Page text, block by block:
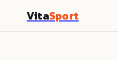
VitaSport